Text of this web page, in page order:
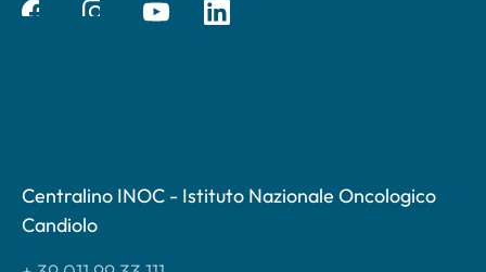
Centralino INOC - Istituto Nazionale Oncologico
Candiolo